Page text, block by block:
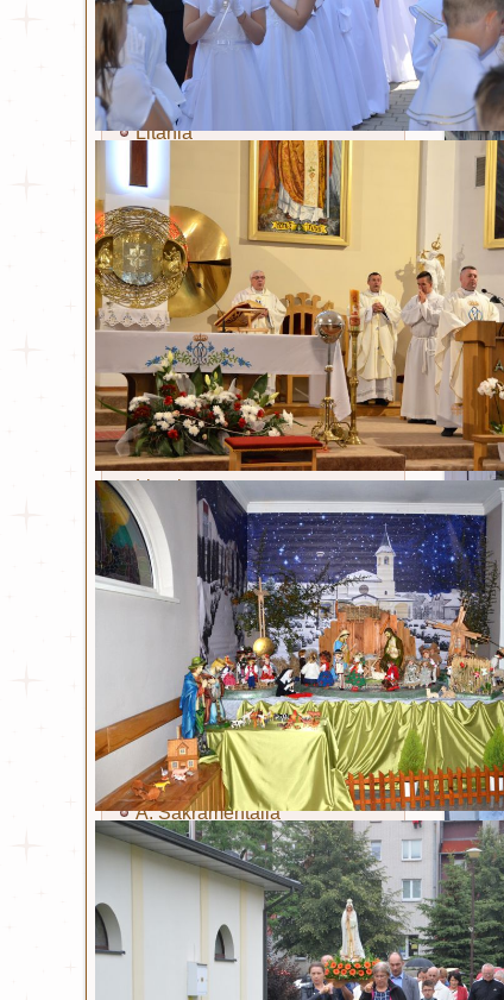
Kult Miłosierdzia Bożego
Obraz Jezusa Miłosiernego
Koronka
Litania
Święty Jan Paweł II
Życiorys
Modlitwa i Litania
Wiersze
Bł. ks. Michał Sopoćko
Życiorys
Litania
Sakramenty i obrzędy
Chrzest
Eucharystia
Bierzmowanie
Kapłaństwo
Małżeństwo
Namaszczenie chorych
Pokuta
A. Sakramentalia
B. Sakramentalia